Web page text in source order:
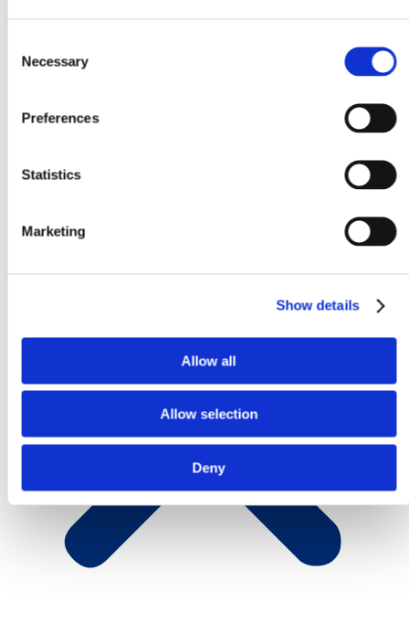
Selection
Necessary
Preferences
Statistics
Marketing
Show details
Allow all
Allow selection
Deny